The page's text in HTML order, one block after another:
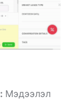
Мэдээлэл